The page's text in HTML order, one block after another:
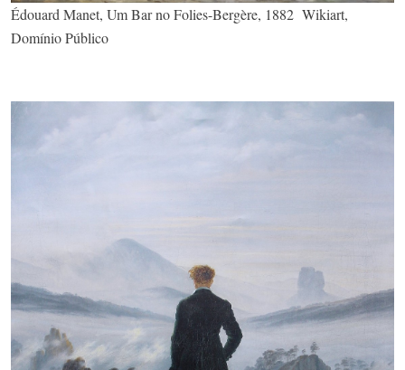
Édouard Manet, Um Bar no Folies-Bergère, 1882 Wikiart,
Domínio Público